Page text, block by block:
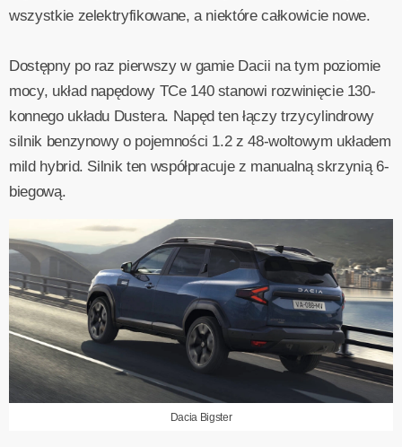
wszystkie zelektryfikowane, a niektóre całkowicie nowe.
Dostępny po raz pierwszy w gamie Dacii na tym poziomie
mocy, układ napędowy TCe 140 stanowi rozwinięcie 130-
konnego układu Dustera. Napęd ten łączy trzycylindrowy
silnik benzynowy o pojemności 1.2 z 48-woltowym układem
mild hybrid. Silnik ten współpracuje z manualną skrzynią 6-
biegową.
Dacia Bigster